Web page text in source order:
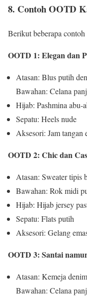
8. Contoh OOTD
Berikut beberapa
OOTD 1: Elegan dan
Atasan: Blus putih
Bawahan: Celana
Hijab: Pashmina abu-
Sepatu: Heels nude
Aksesori: Jam tangan
OOTD 2: Chic dan
Atasan: Sweater tipis
Bawahan: Rok midi
Hijab: Hijab jersey
Sepatu: Flats putih
Aksesori: Gelang
OOTD 3: Santai
Atasan: Kemeja
Bawahan: Celana